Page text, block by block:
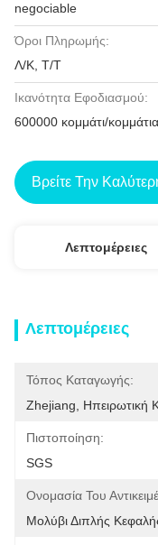
negociable
Όροι Πληρωμής:
Λ/Κ, Τ/Τ
Ικανότητα Εφοδιασμού:
600000 κομμάτι/
Βρείτε Την
Λεπτομέρειες
Λεπτομέρειες
Τόπος Καταγωγής:
Zhejiang, Ηπειρωτική
Πιστοποίηση:
SGS
Ονομασία Του
Μολύβι Διπλής